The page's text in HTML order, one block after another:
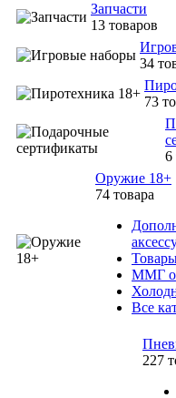
Запчасти
13 товаров
34
73
6
Оружие 18+
74 товара
ММГ
Все
227